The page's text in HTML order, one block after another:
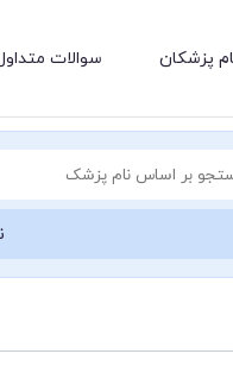
پزشکان سوالات